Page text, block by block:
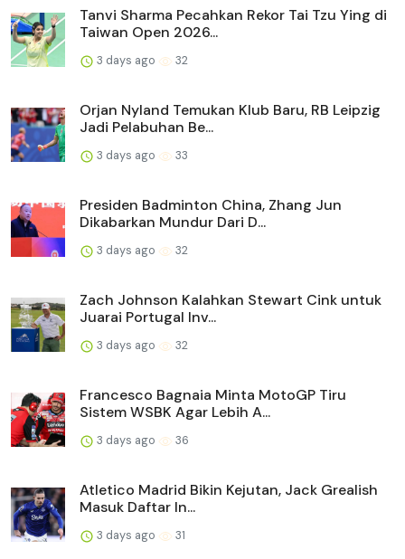
Tanvi Sharma Pecahkan Rekor Tai Tzu Ying di
Taiwan Open 2026...
3 days ago 32
Orjan Nyland Temukan Klub Baru, RB Leipzig
Jadi Pelabuhan Be...
3 days ago 33
Presiden Badminton China, Zhang Jun
Dikabarkan Mundur Dari D...
3 days ago 32
Zach Johnson Kalahkan Stewart Cink untuk
Juarai Portugal Inv...
3 days ago 32
Francesco Bagnaia Minta MotoGP Tiru
Sistem WSBK Agar Lebih A...
3 days ago 36
Atletico Madrid Bikin Kejutan, Jack Grealish
Masuk Daftar In...
3 days ago 31